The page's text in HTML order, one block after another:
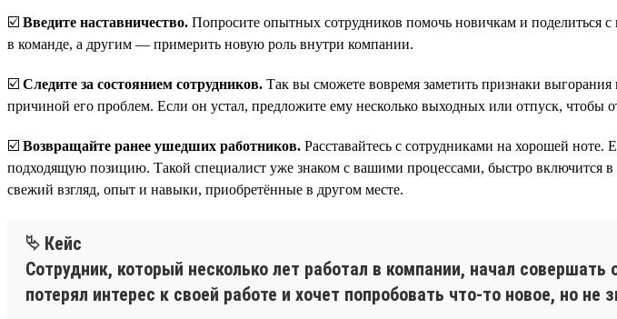
☑️ Введите наставничество. Попросите опытных сотрудников помочь новичкам и поделиться
в команде, а другим — примерить новую роль внутри компании.
☑️ Следите за состоянием сотрудников. Так вы сможете вовремя заметить признаки
причиной его проблем. Если он устал, предложите ему несколько выходных или отпуск, чтобы
☑️ Возвращайте ранее ушедших работников. Расставайтесь с сотрудниками на хорошей
подходящую позицию. Такой специалист уже знаком с вашими процессами, быстро включится
свежий взгляд, опыт и навыки, приобретённые в другом месте.
⮱ Кейс
Сотрудник, который несколько лет работал в компании, начал
потерял интерес к своей работе и хочет попробовать что-то новое, но